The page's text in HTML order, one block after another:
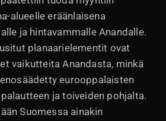
alueelle eräänlaisena
ja hintavammalle Anandalle.
planaarielementit ovat
vaikutteita Anandasta, minkä
eurooppalaisten
ja toiveiden pohjalta.
Suomessa ainakin